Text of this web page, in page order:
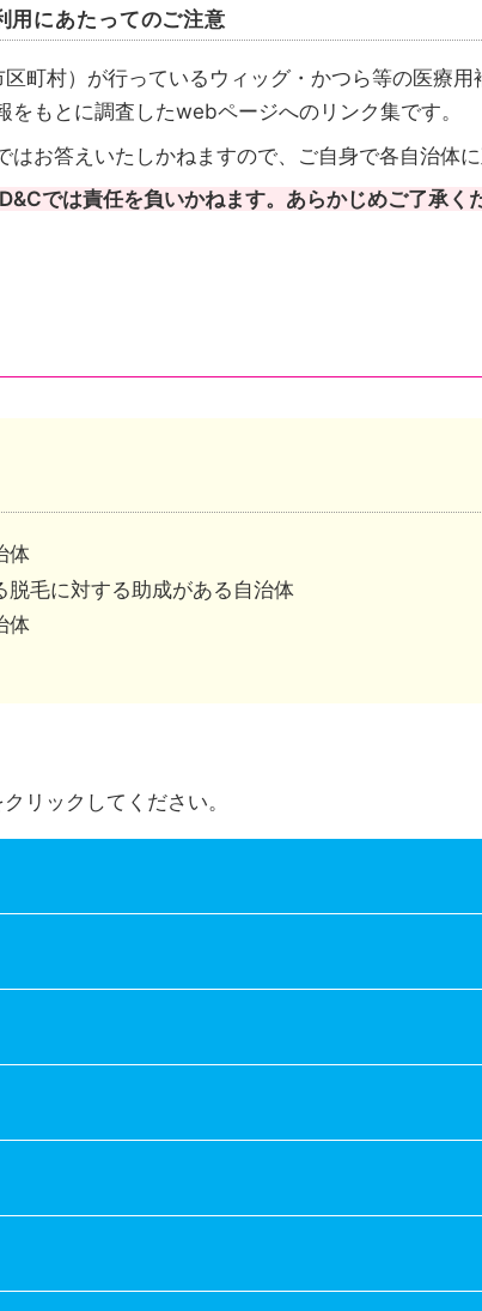
用にあたってのご注意
町村）が行っているウィッグ・かつら等の医療
もとに調査したwebページへのリンク集です。
お答えいたしかねますので、ご自身で各自治体に
では責任を負いかねます。あらかじめご了承く
可は市区町村によって異なります。
体
脱毛に対する助成がある自治体
体
リックしてください。